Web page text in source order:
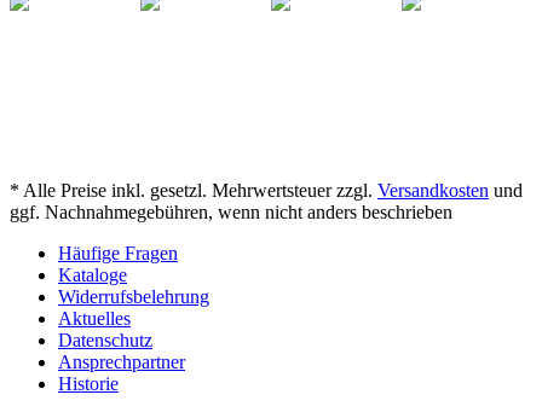
* Alle Preise inkl. gesetzl. Mehrwertsteuer zzgl. Versandkosten und
ggf. Nachnahmegebühren, wenn nicht anders beschrieben
Häufige Fragen
Kataloge
Widerrufsbelehrung
Aktuelles
Datenschutz
Ansprechpartner
Historie